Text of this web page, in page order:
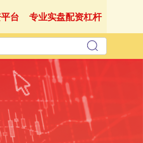
台 专业实盘配资杠杆